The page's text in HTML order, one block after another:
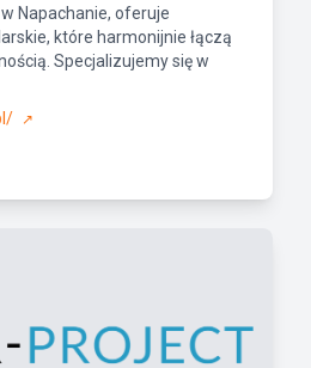
Napachanie, oferuje
które harmonijnie łączą
Specjalizujemy się w
↗